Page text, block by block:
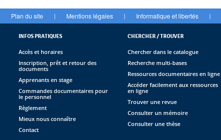
Plan du site | Mentions légales | Informatique et libertés |
INFOS PRATIQUES
Accès et horaires
Inscription, prêt et retour des
documents
Apprenants en stage
Commandes documentaires pour
le personnel
Règlement
Mieux nous connaître
Contact
CHERCHER / TROUVER
Chercher dans le catalogue
Recherche multi-bases
Ressources documentaires en ligne
Accéder facilement aux ressources
en ligne
Trouver une revue
Consulter un mémoire
Consulter une thèse